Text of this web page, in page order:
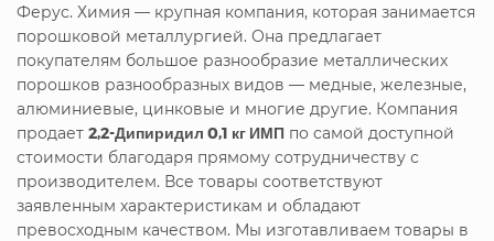
Ферус. Химия — крупная компания, которая занимается
порошковой металлургией. Она предлагает
покупателям большое разнообразие металлических
порошков разнообразных видов — медные, железные,
алюминиевые, цинковые и многие другие. Компания
продает 2,2-Дипиридил 0,1 кг ИМП по самой доступной
стоимости благодаря прямому сотрудничеству с
производителем. Все товары соответствуют
заявленным характеристикам и обладают
превосходным качеством. Мы изготавливаем товары в